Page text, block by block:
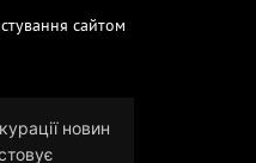
сайтом
новин